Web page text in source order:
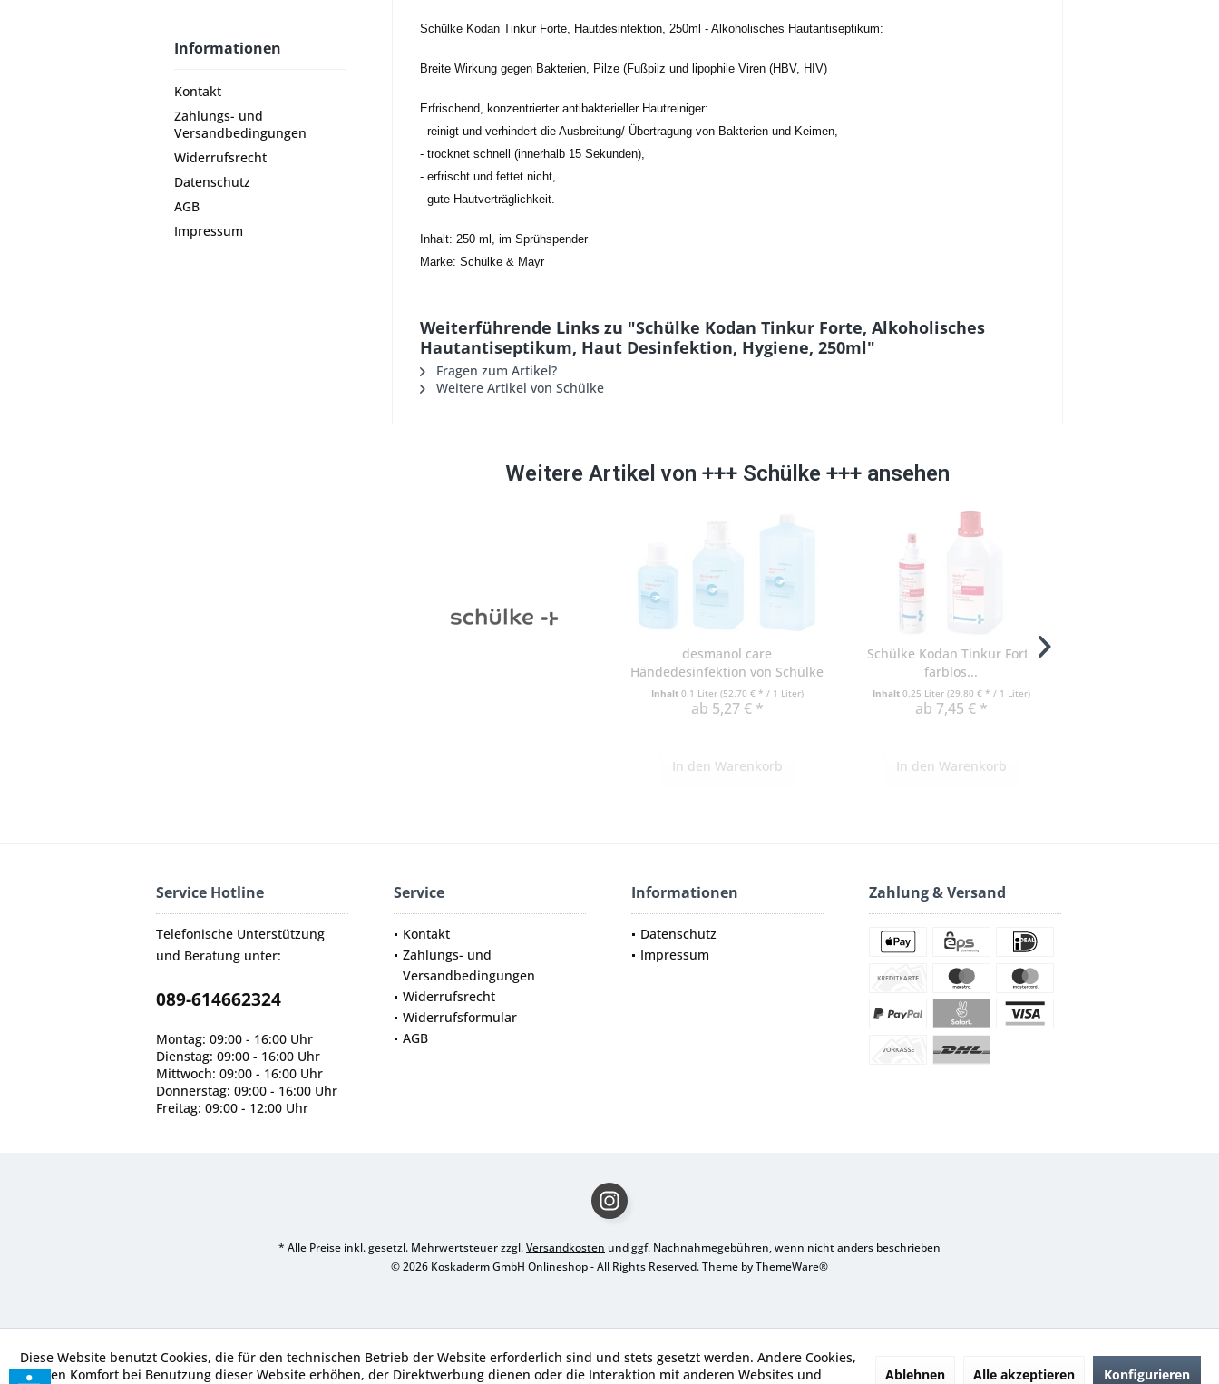
Informationen
Kontakt
Zahlungs- und
Versandbedingungen
Widerrufsrecht
Datenschutz
AGB
Impressum
Schülke Kodan Tinkur Forte, Hautdesinfektion, 250ml - Alkoholisches Hautantiseptikum:
Breite Wirkung gegen Bakterien, Pilze (Fußpilz und lipophile Viren (HBV, HIV)
Erfrischend, konzentrierter antibakterieller Hautreiniger:
- reinigt und verhindert die Ausbreitung/ Übertragung von Bakterien und Keimen,
- trocknet schnell (innerhalb 15 Sekunden),
- erfrischt und fettet nicht,
- gute Hautverträglichkeit.
Inhalt: 250 ml, im Sprühspender
Marke: Schülke & Mayr
Weiterführende Links zu "Schülke Kodan Tinkur Forte, Alkoholisches
Hautantiseptikum, Haut Desinfektion, Hygiene, 250ml"
Fragen zum Artikel?
Weitere Artikel von Schülke
Weitere Artikel von +++ Schülke +++ ansehen
desmanol care
Händedesinfektion von Schülke
Inhalt 0.1 Liter (52,70 € * / 1 Liter)
ab 5,27 € *
In den Warenkorb
Schülke Kodan Tinkur Forte
farblos...
Inhalt 0.25 Liter (29,80 € * / 1 Liter)
ab 7,45 € *
In den Warenkorb
Service Hotline
Telefonische Unterstützung
und Beratung unter:
089-614662324
Montag: 09:00 - 16:00 Uhr
Dienstag: 09:00 - 16:00 Uhr
Mittwoch: 09:00 - 16:00 Uhr
Donnerstag: 09:00 - 16:00 Uhr
Freitag: 09:00 - 12:00 Uhr
Service
Kontakt
Zahlungs- und
Versandbedingungen
Widerrufsrecht
Widerrufsformular
AGB
Informationen
Datenschutz
Impressum
Zahlung & Versand
* Alle Preise inkl. gesetzl. Mehrwertsteuer zzgl.Versandkosten und ggf. Nachnahmegebühren, wenn nicht anders beschrieben
© 2026 Koskaderm GmbH Onlineshop - All Rights Reserved. Theme byThemeWare®
Diese Website benutzt Cookies, die für den technischen Betrieb der Website erforderlich sind und stets gesetzt werden. Andere Cookies,
die den Komfort bei Benutzung dieser Website erhöhen, der Direktwerbung dienen oder die Interaktion mit anderen Websites und
Ablehnen Alle akzeptieren Konfigurieren